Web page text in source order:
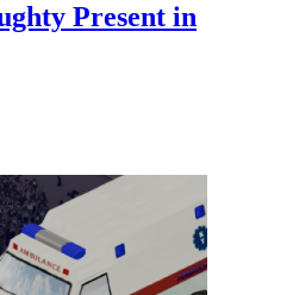
Present in